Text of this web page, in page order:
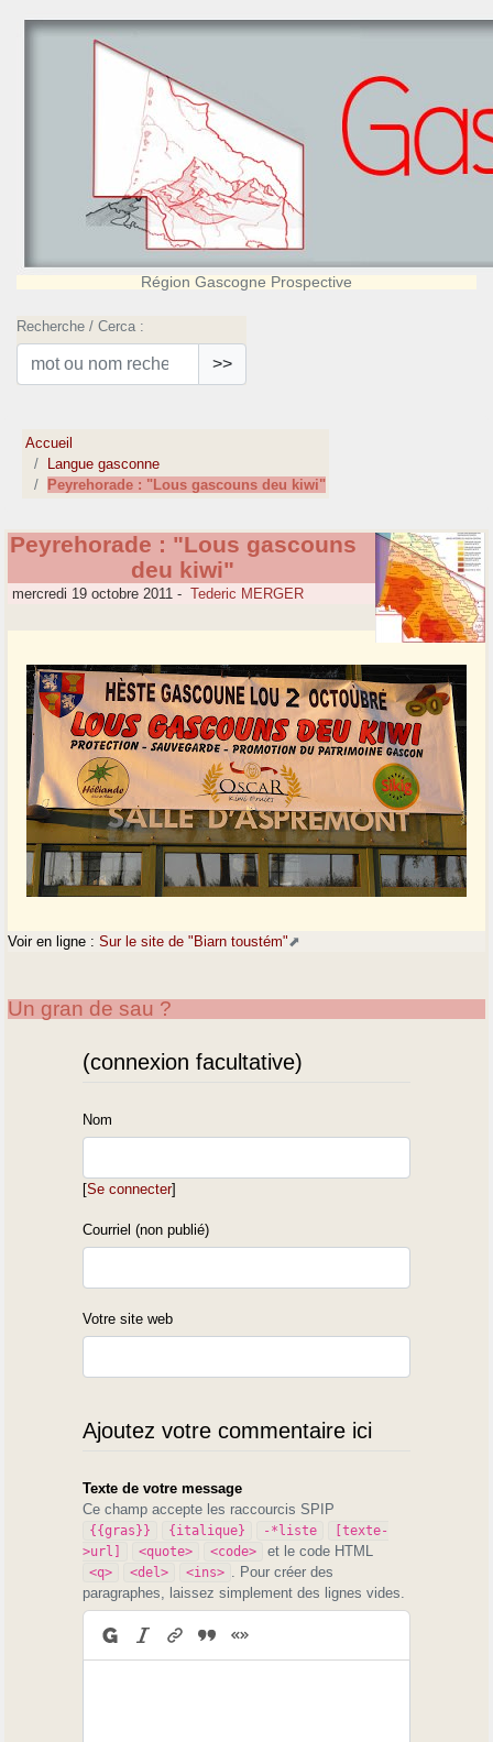
Région Gascogne Prospective
Recherche / Cerca :
>>
Accueil
Langue gasconne
Peyrehorade : "Lous gascouns deu kiwi"
Peyrehorade : "Lous gascouns
deu kiwi"
mercredi 19 octobre 2011 - Tederic MERGER
Voir en ligne :Sur le site de "Biarn toustém"
Un gran de sau ?
(connexion facultative)
Nom
[Se connecter]
Courriel (non publié)
Votre site web
Ajoutez votre commentaire ici
Texte de votre message
Ce champ accepte les raccourcis SPIP
{{gras}} {italique} -*liste
[texte-
>url]
<quote> <code> et le code HTML
<q> <del> <ins>
. Pour créer des
paragraphes, laissez simplement des lignes vides.